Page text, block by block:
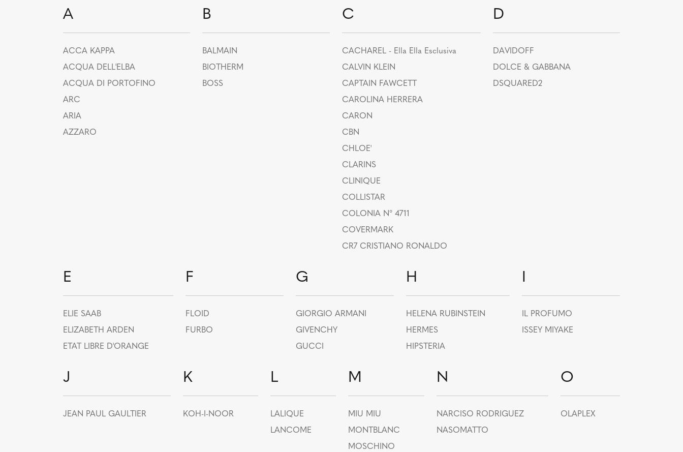
A
ACCA KAPPA
ACQUA DELL'ELBA
ACQUA DI PORTOFINO
ARC
ARIA
AZZARO
B
BALMAIN
BIOTHERM
BOSS
C
CACHAREL - Ella Ella Esclusiva
CALVIN KLEIN
CAPTAIN FAWCETT
CAROLINA HERRERA
CARON
CBN
CHLOE'
CLARINS
CLINIQUE
COLLISTAR
COLONIA N° 4711
COVERMARK
CR7 CRISTIANO RONALDO
D
DAVIDOFF
DOLCE & GABBANA
DSQUARED2
E
ELIE SAAB
ELIZABETH ARDEN
ETAT LIBRE D'ORANGE
F
FLOID
FURBO
G
GIORGIO ARMANI
GIVENCHY
GUCCI
H
HELENA RUBINSTEIN
HERMES
HIPSTERIA
I
IL PROFUMO
ISSEY MIYAKE
J
JEAN PAUL GAULTIER
K
KOH-I-NOOR
L
LALIQUE
LANCOME
M
MIU MIU
MONTBLANC
MOSCHINO
N
NARCISO RODRIGUEZ
NASOMATTO
O
OLAPLEX